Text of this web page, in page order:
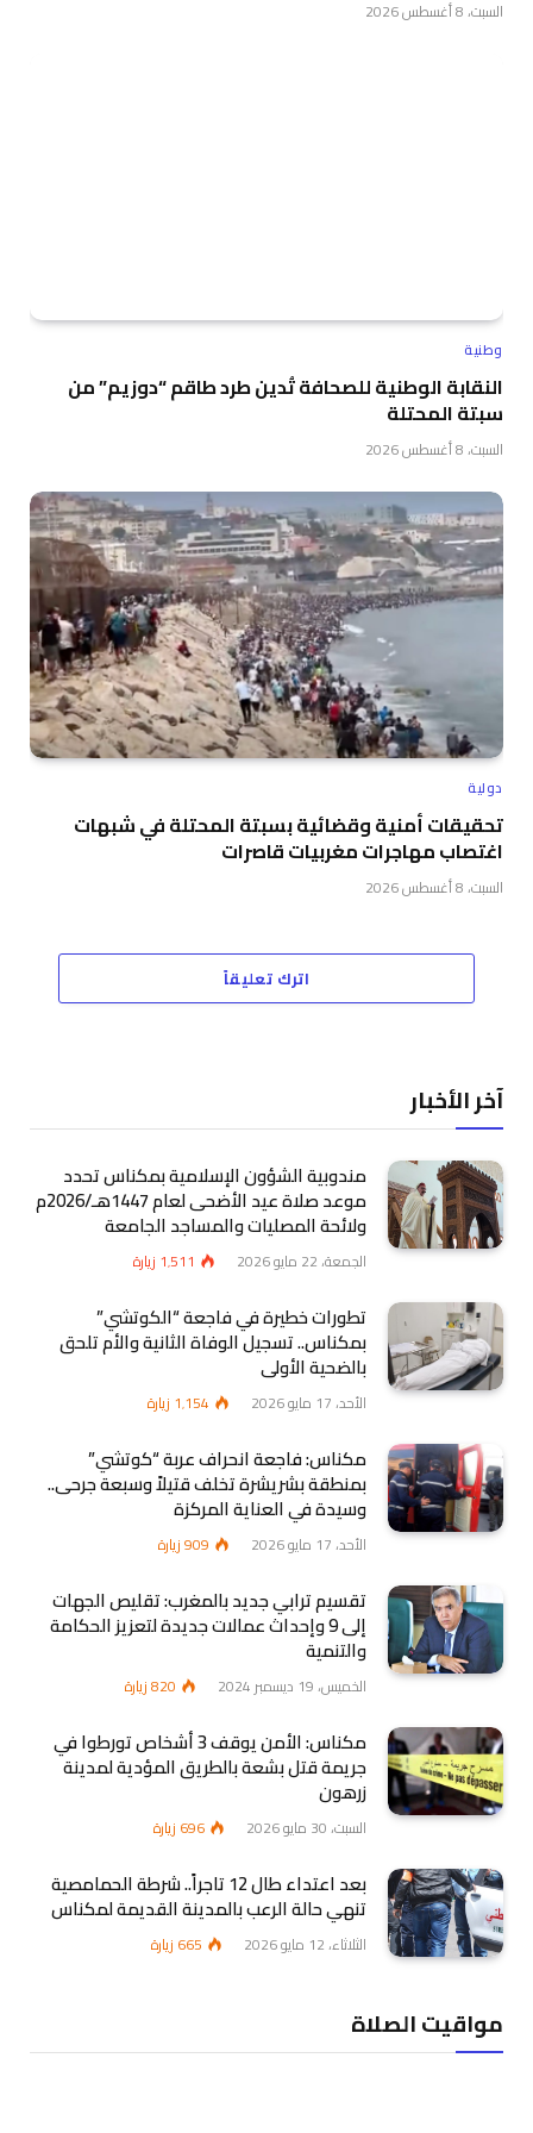
السبت، 8 أغسطس 2026
وطنية
النقابة الوطنية للصحافة تُدين طرد طاقم “دوزيم” من
سبتة المحتلة
السبت، 8 أغسطس 2026
دولية
تحقيقات أمنية وقضائية بسبتة المحتلة في شبهات
اغتصاب مهاجرات مغربيات قاصرات
السبت، 8 أغسطس 2026
اترك تعليقاً
آخر الأخبار
مندوبية الشؤون الإسلامية بمكناس تحدد
موعد صلاة عيد الأضحى لعام 1447هـ/2026م
ولائحة المصليات والمساجد الجامعة
الجمعة، 22 مايو 2026 1٬511 زيارة
تطورات خطيرة في فاجعة “الكوتشي”
بمكناس.. تسجيل الوفاة الثانية والأم تلحق
بالضحية الأولى
الأحد، 17 مايو 2026 1٬154 زيارة
مكناس: فاجعة انحراف عربة “كوتشي”
بمنطقة بشريشرة تخلف قتيلاً وسبعة جرحى..
وسيدة في العناية المركزة
الأحد، 17 مايو 2026 909زيارة
تقسيم ترابي جديد بالمغرب: تقليص الجهات
إلى 9 وإحداث عمالات جديدة لتعزيز الحكامة
والتنمية
الخميس، 19 ديسمبر 2024 820زيارة
مكناس: الأمن يوقف 3 أشخاص تورطوا في
جريمة قتل بشعة بالطريق المؤدية لمدينة
زرهون
السبت، 30 مايو 2026 696 زيارة
بعد اعتداء طال 12 تاجراً.. شرطة الحمامصية
تنهي حالة الرعب بالمدينة القديمة لمكناس
الثلاثاء، 12 مايو 2026 665 زيارة
مواقيت الصلاة